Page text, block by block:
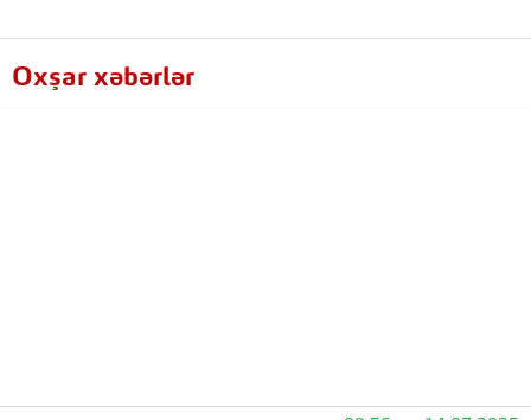
Oxşar xəbərlər